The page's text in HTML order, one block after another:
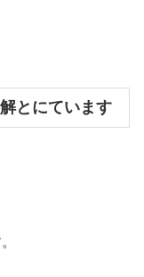
とにています